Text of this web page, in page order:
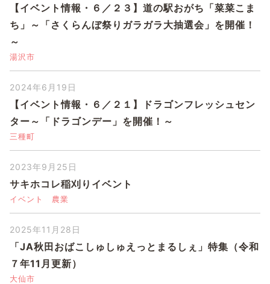
【イベント情報・６／２３】道の駅おがち「菜菜こま
ち」～「さくらんぼ祭りガラガラ大抽選会」を開催！
～
湯沢市
2024年6月19日
【イベント情報・６／２１】ドラゴンフレッシュセン
ター～「ドラゴンデー」を開催！～
三種町
2023年9月25日
サキホコレ稲刈りイベント
イベント 農業
2025年11月28日
「JA秋田おばこしゅしゅえっとまるしぇ」特集（令和
７年11月更新）
大仙市